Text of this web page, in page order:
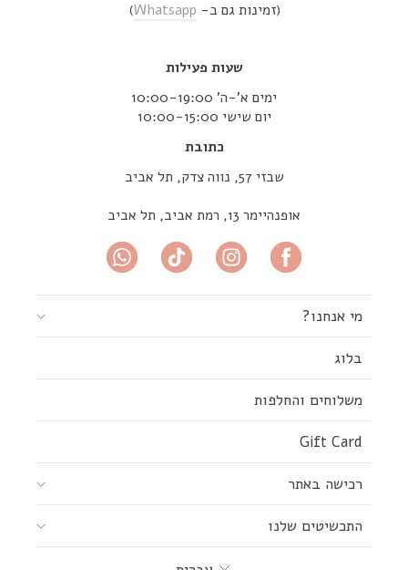
(זמינות גם ב- Whatsapp
)
שעות פעילות
ימים א’-ה’ 10:00-19:00
יום שישי 10:00-15:00
כתובת
שבזי 57, נווה צדק, תל אביב
אופנהיימר 13, רמת אביב, תל אביב
מי אנחנו?
בלוג
משלוחים והחלפות
Gift Card
רכישה באתר
התכשיטים שלנו